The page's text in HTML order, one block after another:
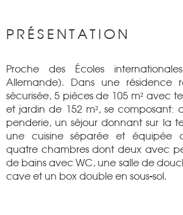
PRÉSENTATION
Proche des Écoles
Allemande). Dans une résidence
sécurisée, 5 pièces de 105 m² avec
et jardin de 152 m², se composant:
penderie, un séjour donnant sur la
une cuisine séparée et équipée
quatre chambres dont deux avec
de bains avec WC, une salle de
cave et un box double en sous-sol.